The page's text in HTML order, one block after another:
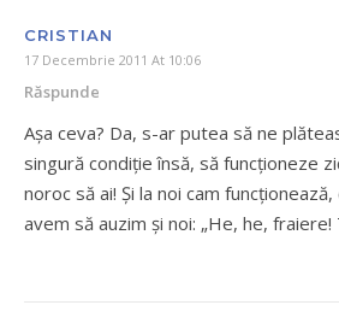
CRISTIAN
17 Decembrie 2011 At 10:06
Răspunde
Așa ceva? Da, s-ar putea să ne
singură condiție însă, să funcționeze
noroc să ai! Și la noi cam
avem să auzim și noi: „He, he, fraiere!